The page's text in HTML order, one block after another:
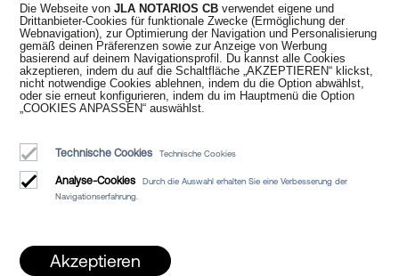
Dienstleistungen
Blog
Wer wir sind
Cookie-Richtlinie
Manifest
Die Webseite vonJLA NOTARIOS CB verwendet eigene und
Drittanbieter-Cookies für funktionale Zwecke (Ermöglichung der
Webnavigation), zur Optimierung der Navigation und Personalisierung
gemäß deinen Präferenzen sowie zur Anzeige von Werbung
basierend auf deinem Navigationsprofil. Du kannst alle Cookies
akzeptieren, indem du auf die Schaltfläche „AKZEPTIEREN“ klickst,
nicht notwendige Cookies ablehnen, indem du die Option abwählst,
oder sie erneut konfigurieren, indem du im Hauptmenü die Option
„COOKIES ANPASSEN“ auswählst.
Technische Cookies Technische Cookies
Analyse-Cookies
Durch die Auswahl erhalten Sie eine Verbesserung der
Navigationserfahrung.
Akzeptieren